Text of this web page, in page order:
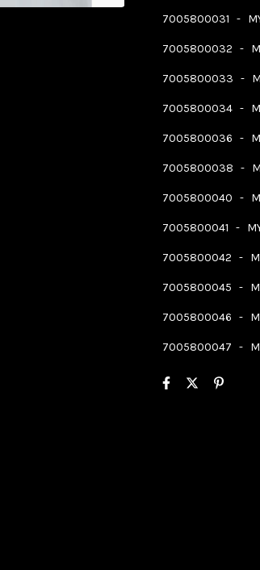
7005800031 -
7005800032 -
7005800033 -
7005800034 -
7005800036 -
7005800038 -
7005800040 -
7005800041 -
7005800042 -
7005800045 -
7005800046 -
7005800047 -